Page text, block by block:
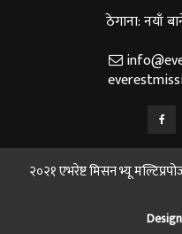
ठेगाना: नयाँ
२०२१ एभरेष्ट मिसन भ्यू